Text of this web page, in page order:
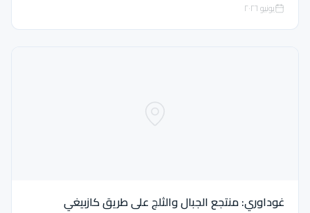
يونيو ٢٠٢٦
غوداوري: منتجع الجبال والثلج على طريق كازبيغي